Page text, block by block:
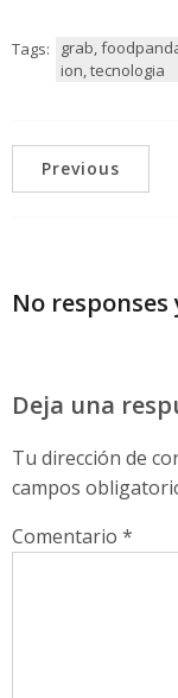
Tags:
grab,
ion, tecnologia
Previous
No responses
Deja una
Tu dirección de
campos
Comentario *